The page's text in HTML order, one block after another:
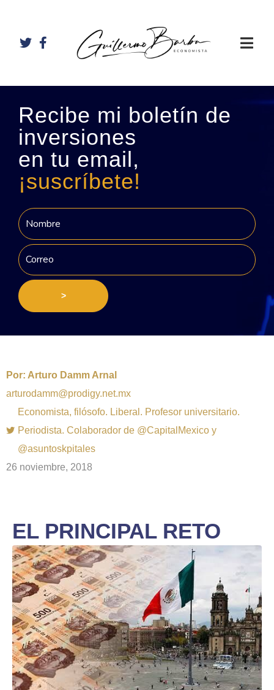
Recibe mi boletín de
inversiones
en tu email,
¡suscríbete!
>
Por: Arturo Damm Arnal
arturodamm@prodigy.net.mx
Economista, filósofo. Liberal. Profesor universitario.
Periodista. Colaborador de @CapitalMexico y
@asuntoskpitales
26 noviembre, 2018
EL PRINCIPAL RETO